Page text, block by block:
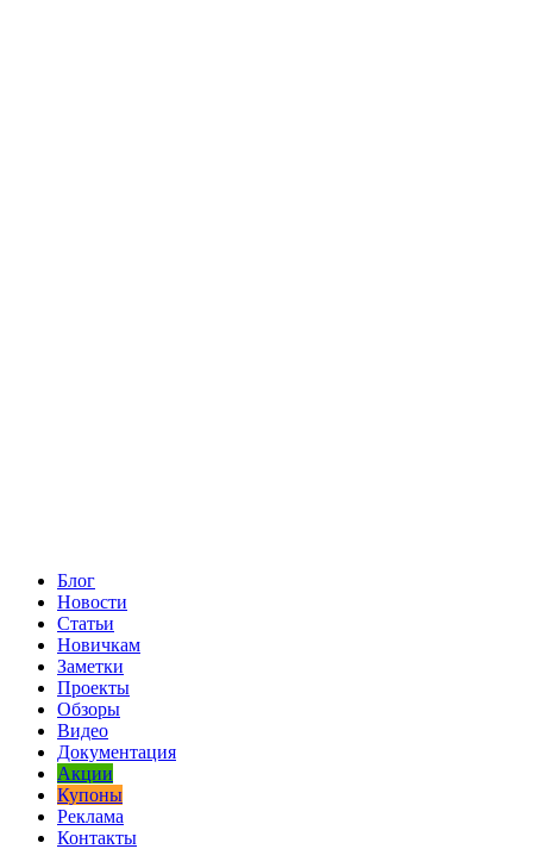
Блог
Новости
Статьи
Новичкам
Заметки
Проекты
Обзоры
Видео
Документация
Акции
Купоны
Реклама
Контакты